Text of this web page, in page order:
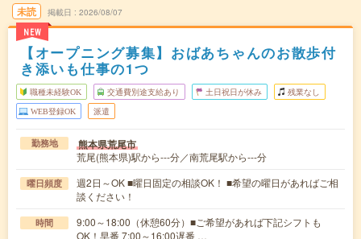
未読
NEW
掲載日 2026/08/07
【オープニング募集】おばあちゃんのお散歩付
き添いも仕事の1つ
職種未経験OK 交通費別途支給あり 土日祝日が休み 残業なし
WEB登録OK 派遣
勤務地 熊本県荒尾市
荒尾(熊本県)駅から---分／南荒尾駅から---分
曜日頻度
週2日～OK ■曜日固定の相談OK！ ■希望の曜日があればご相
談ください！
時間
9:00～18:00（休憩60分）■ご希望があれば下記シフトも
OK！早番 7:00～16:00遅番 …